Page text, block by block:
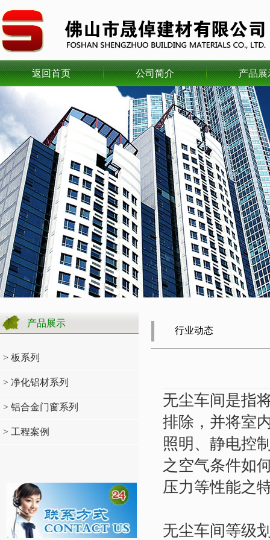
返回首页 公司简介 产品展
产品展示
> 板系列
> 净化铝材系列
> 铝合金门窗系列
> 工程案例
行业动态
无尘车间是指
排除，并将室
照明、静电控
之空气条件如
压力等性能之
无尘车间等级